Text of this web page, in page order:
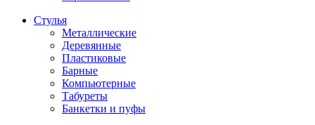
Стулья
Металлические
Деревянные
Пластиковые
Барные
Компьютерные
Табуреты
Банкетки и пуфы